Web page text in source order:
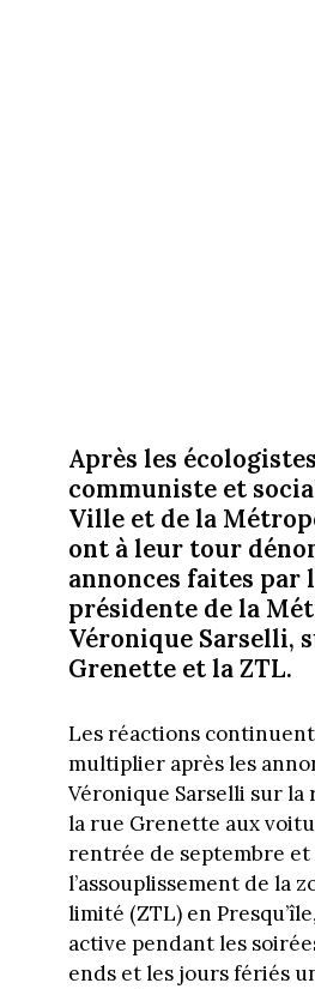
Après les
communiste et
Ville et de la
ont à leur tour
annonces faites par
présidente de la
Véronique Sarselli,
Grenette et la ZTL.
Les réactions
multiplier après les
Véronique Sarselli sur
la rue Grenette aux
rentrée de septembre et
l’assouplissement de la
limité (ZTL) en
active pendant les
ends et les jours fériés